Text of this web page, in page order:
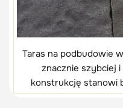
Taras na podbudowie
znacznie szybciej
konstrukcję stanowi